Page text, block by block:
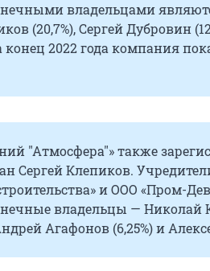
владельцами
(20,7%), Сергей Дубровин
конец 2022 года компания
"Атмосфера"» также
Сергей Клепиков.
и ООО «Пром-
владельцы — Николай
Агафонов (6,25%) и